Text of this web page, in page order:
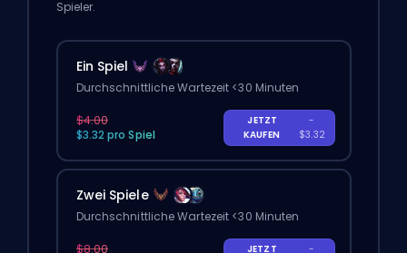
Spieler.
Ein Spiel
Durchschnittliche Wartezeit <30 Minuten
$4.00
$3.32 pro Spiel
JETZT
KAUFEN
-
$3.32
Zwei Spiele
Durchschnittliche Wartezeit <30 Minuten
$8.00
JETZT
-